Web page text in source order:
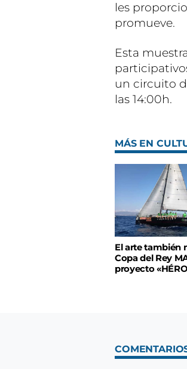
les
promueve.
Esta
un circuito
las 14:00h.
MÁS EN
El arte también
Copa del Rey
proyecto